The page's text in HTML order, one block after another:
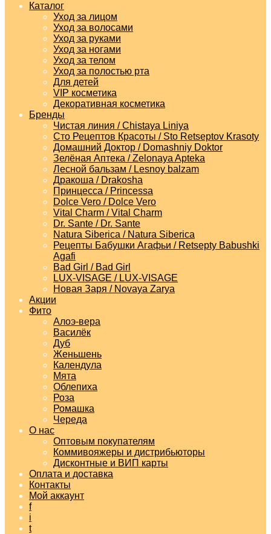
Каталог
Уход за лицом
Уход за волосами
Уход за руками
Уход за ногами
Уход за телом
Уход за полостью рта
Для детей
VIP косметика
Декоративная косметика
Бренды
Чистая линия / Chistaya Liniya
Сто Рецептов Красоты / Sto Retseptov Krasoty
Домашний Доктор / Domashniy Doktor
Зелёная Аптека / Zelonaya Apteka
Лесной бальзам / Lesnoy balzam
Дракоша / Drakosha
Принцесса / Princessa
Dolce Vero / Dolce Vero
Vital Charm / Vital Charm
Dr. Sante / Dr. Sante
Natura Siberica / Natura Siberica
Рецепты Бабушки Агафьи / Retsepty Babushki
Agafi
Bad Girl / Bad Girl
LUX-VISAGE / LUX-VISAGE
Новая Заря / Novaya Zarya
Акции
Фито
Алоэ-вера
Василёк
Дуб
Женьшень
Календула
Мята
Облепиха
Роза
Ромашка
Череда
О нас
Оптовым покупателям
Коммивояжеры и дистрибьюторы
Дисконтные и ВИП карты
Оплата и доставка
Контакты
Мой аккаунт
f
i
t